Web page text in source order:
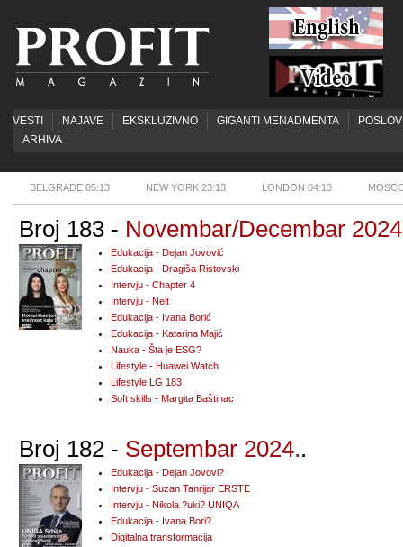
VESTI NAJAVE EKSKLUZIVNO GIGANTI MENADMENTA
ARHIVA
BELGRADE 05:13 NEW YORK 23:13 LONDON 04:13
Broj 183 - Novembar/Decembar
Edukacija - Dejan Jovović
Edukacija - Dragiša Ristovski
Intervju - Chapter 4
Intervju - Nelt
Edukacija - Ivana Borić
Edukacija - Katarina Majić
Nauka - Šta je ESG?
Lifestyle - Huawei Watch
Lifestyle LG 183
Soft skills - Margita Baštinac
Broj 182 - Septembar 2024..
Edukacija - Dejan Jovovi?
Intervju - Suzan Tanrijar ERSTE
Intervju - Nikola ?uki? UNIQA
Edukacija - Ivana Bori?
Digitalna transformacija